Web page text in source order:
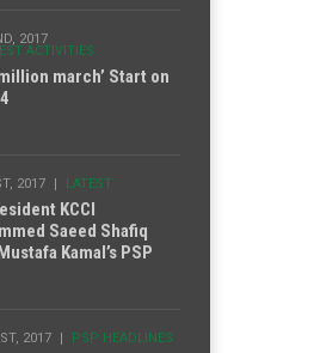
2017
ACTIVITIES
march’ Start on
2017 LATEST
KCCI
Saeed Shafiq
Kamal’s PSP
2017 PSP HEADLINES